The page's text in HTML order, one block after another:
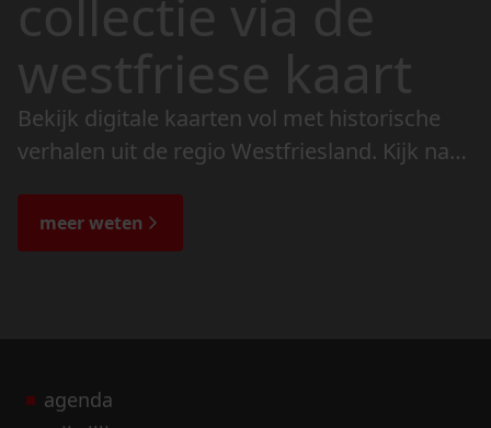
collectie via de
westfriese kaart
Bekijk digitale kaarten vol met historische
verhalen uit de regio Westfriesland. Kijk naar
de bijzondere verhalen.
meer weten
agenda